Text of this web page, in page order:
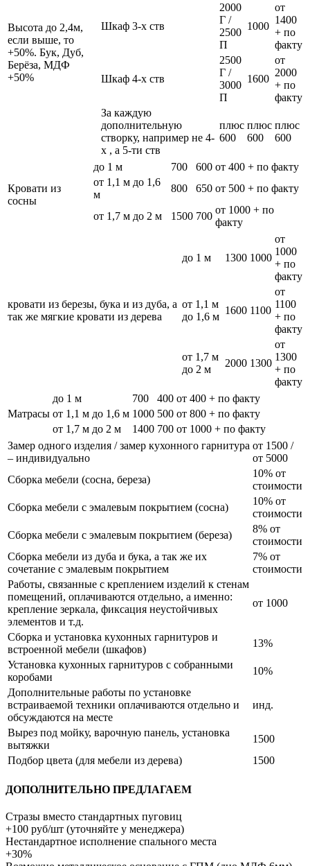
Высота до 2,4м,
если выше, то
+50%. Бук, Дуб,
Берёза, МДФ
+50%
Шкаф 3-х ств
2000
Г /
2500
П
1000
от
1400
+ по
факту
Шкаф 4-х ств
2500
Г /
3000
П
1600
от
2000
+ по
факту
За каждую
дополнительную
створку, например не 4-
х , а 5-ти ств
плюс
600
плюс
600
плюс
600
Кровати из
сосны
до 1 м 700 600 от 400 + по факту
от 1,1 м до 1,6
м
800 650 от 500 + по факту
от 1,7 м до 2 м 1500 700
от 1000 + по
факту
кровати из березы, бука и из дуба, а
так же мягкие кровати из дерева
до 1 м 1300 1000
от
1000
+ по
факту
от 1,1 м
до 1,6 м
1600 1100
от
1100
+ по
факту
от 1,7 м
до 2 м
2000 1300
от
1300
+ по
факту
Матрасы
до 1 м 700 400 от 400 + по факту
от 1,1 м до 1,6 м 1000 500 от 800 + по факту
от 1,7 м до 2 м
1400 700 от 1000 + по факту
Замер одного изделия / замер кухонного гарнитура
– индивидуально
от 1500 /
от 5000
Сборка мебели (сосна, береза)
10% от
стоимости
Сборка мебели с эмалевым покрытием (сосна)
10% от
стоимости
Сборка мебели с эмалевым покрытием (береза)
8% от
стоимости
Сборка мебели из дуба и бука, а так же их
сочетание с эмалевым покрытием
7% от
стоимости
Работы, связанные с креплением изделий к стенам
помещений, оплачиваются отдельно, а именно:
крепление зеркала, фиксация неустойчивых
элементов и т.д.
от 1000
Сборка и установка кухонных гарнитуров и
встроенной мебели (шкафов)
13%
Установка кухонных гарнитуров с собранными
коробами
10%
Дополнительные работы по установке
встраиваемой техники оплачиваются отдельно и
обсуждаются на месте
инд.
Вырез под мойку, варочную панель, установка
вытяжки
1500
Подбор цвета (для мебели из дерева)
1500
ДОПОЛНИТЕЛЬНО ПРЕДЛАГАЕМ
Стразы вместо стандартных пуговиц
+100 руб/шт (уточняйте у менеджера)
Нестандартное исполнение спального места
+30%